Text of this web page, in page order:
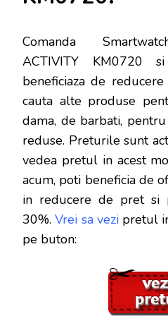
Comanda
ACTIVITY KM0720
beneficiaza de
cauta alte produse
dama, de barbati,
reduse. Preturile sunt
vedea pretul in acest
acum, poti beneficia de
in reducere de pret si
30%.Vrei sa vezi pretul
pe buton: